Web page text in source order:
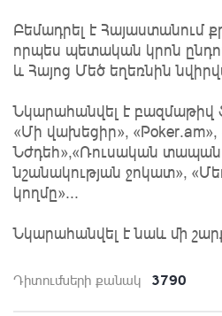
Բեմադրել է Հայաստանում
որպես պետական կրոն
և Հայոց Մեծ եղեռնին
Նկարահանվել է բազմաթիվ
«Մի վախեցիր»,
Նժդեհ»,«Ռուսական
նշանակության ջոկատ»,
կողմը»...
Նկարահանվել է նաև մի
Դիտումների քանակ 3790